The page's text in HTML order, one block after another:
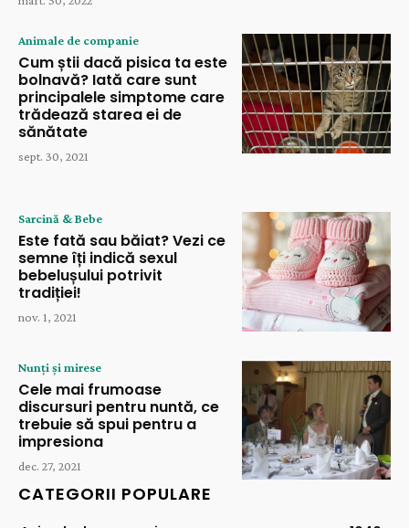
Animale de companie
Cum știi dacă pisica ta este
bolnavă? Iată care sunt
principalele simptome care
trădează starea ei de
sănătate
sept. 30, 2021
Sarcină & Bebe
Este fată sau băiat? Vezi ce
semne îți indică sexul
bebelușului potrivit
tradiției!
nov. 1, 2021
Nunți și mirese
Cele mai frumoase
discursuri pentru nuntă, ce
trebuie să spui pentru a
impresiona
dec. 27, 2021
CATEGORII POPULARE